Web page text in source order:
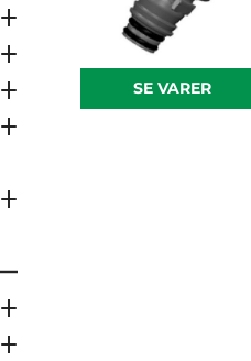
SE VARER